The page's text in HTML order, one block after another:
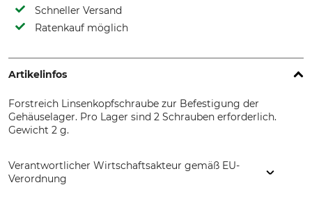
Schneller Versand
Ratenkauf möglich
Artikelinfos
Forstreich Linsenkopfschraube zur Befestigung der
Gehäuselager. Pro Lager sind 2 Schrauben erforderlich.
Gewicht 2 g.
Verantwortlicher Wirtschaftsakteur gemäß EU-
Verordnung